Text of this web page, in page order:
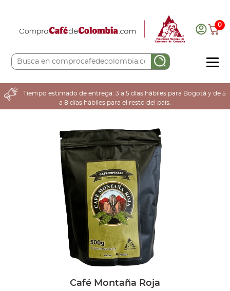
0
COMPRA AQUÍ
COLOMBIA CAFETERA
COLECCIÓN CAFETERA
Tiempo estimado de entrega: 3 a 5 días hábiles para Bogotá y de 5
a 8 días hábiles para el resto del país.
Café Montaña Roja